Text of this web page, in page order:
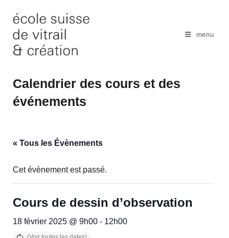
content
menu
Calendrier des cours et des
événements
« Tous les Évènements
Cet évènement est passé.
Cours de dessin d’observation
18 février 2025 @ 9h00 - 12h00